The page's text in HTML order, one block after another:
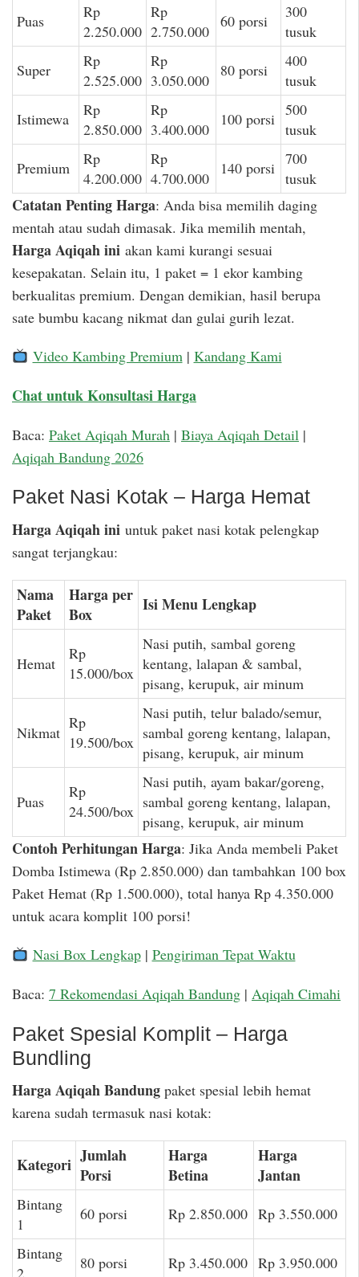
Puas
Rp
2.250.000
Rp
2.750.000
60 porsi
300
tusuk
Super
Rp
2.525.000
Rp
3.050.000
80 porsi
400
tusuk
Istimewa
Rp
2.850.000
Rp
3.400.000
100 porsi 500
tusuk
Premium
Rp
4.200.000
Rp
4.700.000
140 porsi 700
tusuk
Catatan Penting Harga: Anda bisa memilih daging
mentah atau sudah dimasak. Jika memilih mentah,
Harga Aqiqah ini akan kami kurangi sesuai
kesepakatan. Selain itu, 1 paket = 1 ekor kambing
berkualitas premium. Dengan demikian, hasil berupa
sate bumbu kacang nikmat dan gulai gurih lezat.
Video Kambing Premium| Kandang Kami
Chat untuk Konsultasi Harga
Baca: Paket Aqiqah Murah | Biaya Aqiqah Detail |
Aqiqah Bandung 2026
Paket Nasi Kotak – Harga Hemat
Harga Aqiqah ini untuk paket nasi kotak pelengkap
sangat terjangkau:
Nama
Paket
Harga per
Box
Isi Menu Lengkap
Hemat
Rp
15.000/box
Nasi putih, sambal goreng
kentang, lalapan & sambal,
pisang, kerupuk, air minum
Nikmat
Rp
19.500/box
Nasi putih, telur balado/semur,
sambal goreng kentang, lalapan,
pisang, kerupuk, air minum
Puas
Rp
24.500/box
Nasi putih, ayam bakar/goreng,
sambal goreng kentang, lalapan,
pisang, kerupuk, air minum
Contoh Perhitungan Harga: Jika Anda membeli Paket
Domba Istimewa (Rp 2.850.000) dan tambahkan 100 box
Paket Hemat (Rp 1.500.000), total hanya Rp 4.350.000
untuk acara komplit 100 porsi!
Nasi Box Lengkap| Pengiriman Tepat Waktu
Baca: 7 Rekomendasi Aqiqah Bandung | Aqiqah Cimahi
Paket Spesial Komplit – Harga
Bundling
Harga Aqiqah Bandung paket spesial lebih hemat
karena sudah termasuk nasi kotak:
Kategori Jumlah
Porsi
Harga
Betina
Harga
Jantan
Bintang
1
60 porsi Rp 2.850.000 Rp 3.550.000
Bintang
2
80 porsi Rp 3.450.000 Rp 3.950.000